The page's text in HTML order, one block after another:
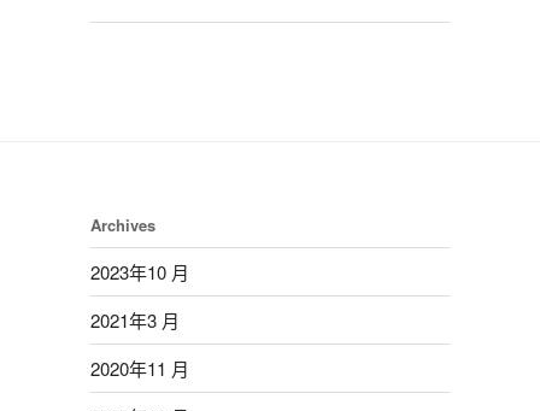
Archives
2023年10 月
2021年3 月
2020年11 月